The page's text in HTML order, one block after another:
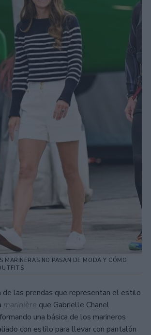
MARINERAS NO PASAN DE MODA Y CÓMO
las prendas que representan el estilo
marinière que Gabrielle Chanel
una básica de los marineros
con estilo para llevar con pantalón